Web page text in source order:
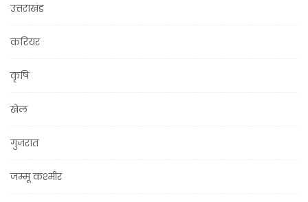
उत्तराखंड
करियर
कृषि
खेल
गुजरात
जम्मू कश्मीर